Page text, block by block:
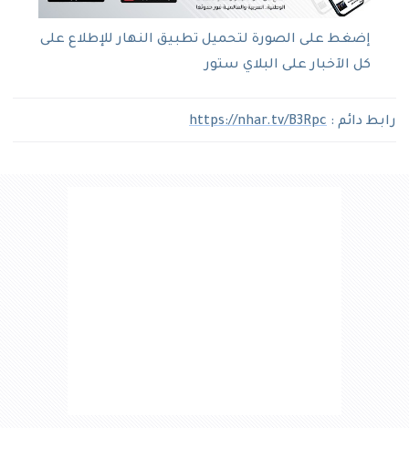
إضغط على الصورة لتحميل تطبيق النهار للإطلاع على
كل الآخبار على البلاي ستور
رابط دائم : https://nhar.tv/B3Rpc